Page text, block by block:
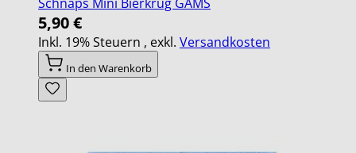
5,90 €
Inkl. 19% Steuern , exkl. Versandkosten
In den Warenkorb